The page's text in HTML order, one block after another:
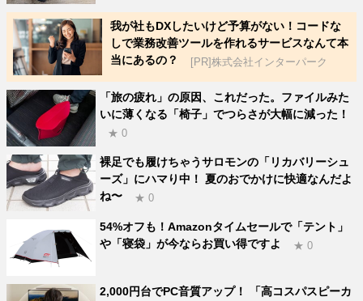
我が社もDXしたいけど予算がない！コードな
しで業務改善ツールを作れるサービスなんて本
当にあるの？
[PR]株式会社インターパーク
「旅の疲れ」の原因、これだった。ファイルみた
いに薄くなる「椅子」でつらさが大幅に減った！
★ 0
裸足でも履けちゃうサロモンの「リカバリーシュ
ーズ」にハマり中！ 夏のおでかけに快適なんだよ
ね〜
★ 0
54%オフも！Amazonタイムセールで「テント」
や「寝袋」が今ならお買い得ですよ
★ 0
2,000円台でPC音質アップ！ 「高コスパスピーカ